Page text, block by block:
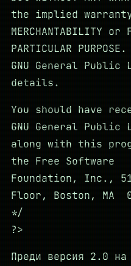
the implied
MERCHANTABILITY or
PARTICULAR
GNU General Public
details.
You should have
GNU General Public
along with this
the Free Software
Foundation, Inc.,
Floor, Boston, MA
*/
?>
Преди версия 2.0 на